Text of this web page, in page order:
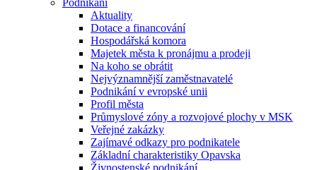
Podnikání
Aktuality
Dotace a financování
Hospodářská komora
Majetek města k pronájmu a prodeji
Na koho se obrátit
Nejvýznamnější zaměstnavatelé
Podnikání v evropské unii
Profil města
Průmyslové zóny a rozvojové plochy v MSK
Veřejné zakázky
Zajímavé odkazy pro podnikatele
Základní charakteristiky Opavska